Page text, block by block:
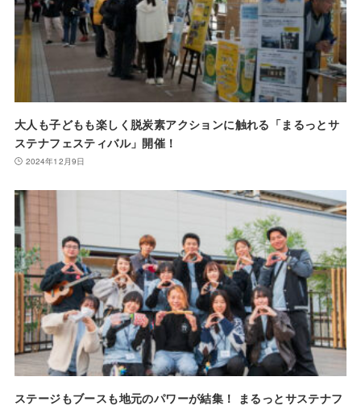
大人も子どもも楽しく脱炭素アクションに触れる「まるっとサ
ステナフェスティバル」開催！
2024年12月9日
ステージもブースも地元のパワーが結集！ まるっとサステナフ